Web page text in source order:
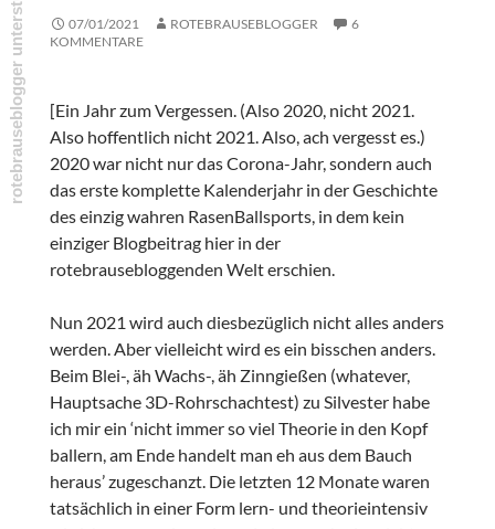
07/01/2021 ROTEBRAUSEBLOGGER
6
KOMMENTARE
[Ein Jahr zum Vergessen. (Also 2020, nicht 2021.
Also hoffentlich nicht 2021. Also, ach vergesst es.)
2020 war nicht nur das Corona-Jahr, sondern auch
das erste komplette Kalenderjahr in der Geschichte
des einzig wahren RasenBallsports, in dem kein
einziger Blogbeitrag hier in der
rotebrausebloggenden Welt erschien.
Nun 2021 wird auch diesbezüglich nicht alles anders
werden. Aber vielleicht wird es ein bisschen anders.
Beim Blei-, äh Wachs-, äh Zinngießen (whatever,
Hauptsache 3D-Rohrschachtest) zu Silvester habe
ich mir ein ‘nicht immer so viel Theorie in den Kopf
ballern, am Ende handelt man eh aus dem Bauch
heraus’ zugeschanzt. Die letzten 12 Monate waren
tatsächlich in einer Form lern- und theorieintensiv
rotebrauseblogger unterstützen